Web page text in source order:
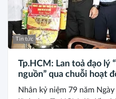
Tin tức
Tp.HCM: Lan toả đạo lý
nguồn” qua chuỗi hoạt
Nhân kỷ niệm 79 năm